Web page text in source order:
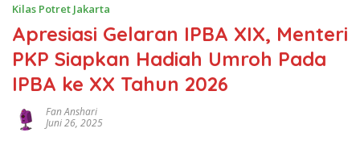
Kilas Potret Jakarta
Apresiasi Gelaran IPBA XIX, Menteri
PKP Siapkan Hadiah Umroh Pada
IPBA ke XX Tahun 2026
Fan Anshari
Juni 26, 2025